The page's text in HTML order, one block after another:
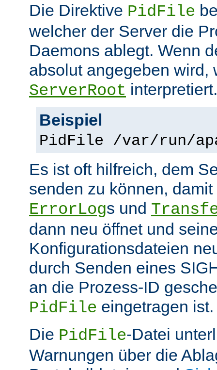
Die Direktive PidFile
welcher der Server die
Daemons ablegt. Wenn
absolut angegeben wird,
ServerRoot interpretiert.
Beispiel
PidFile /var/run/
Es ist oft hilfreich, dem
senden zu können,
ErrorLogs und
dann neu öffnet und
Konfigurationsdateien
durch Senden eines
an die Prozess-ID
PidFile eingetragen ist.
Die PidFile-Datei
Warnungen über die